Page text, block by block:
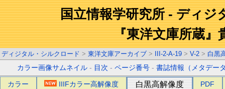
国立情報学研究所 - ディジ
『東洋文庫所蔵』
ディジタル・シルクロード > 東洋文庫アーカイブ > III-2-A-19 > V-2 > 白黒
カラー画像サムネイル - 目次 -ページ番号 -書誌情報（メタデー
カラー IIIFカラー高解像度 白黒高解像度 PDF